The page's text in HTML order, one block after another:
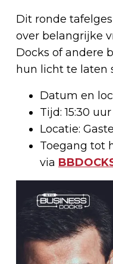
Dit ronde
over belangrijke
Docks of andere
hun licht te laten
Datum en
Tijd: 15:30
Locatie:
Toegang tot
via